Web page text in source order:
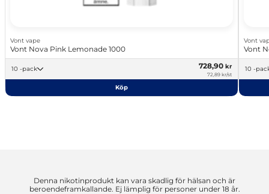
Vont vape
Vont Nova Pink Lemonade 1000
10 -pack 728,90 kr
72,89 kr/st
Köp
Vont
Vont
10 -
Denna nikotinprodukt kan vara skadlig för hälsan och är
beroendeframkallande. Ej lämplig för personer under 18 år.